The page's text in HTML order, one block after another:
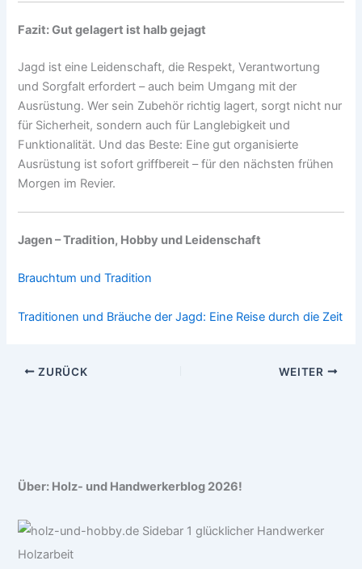
Fazit: Gut gelagert ist halb gejagt
Jagd ist eine Leidenschaft, die Respekt, Verantwortung
und Sorgfalt erfordert – auch beim Umgang mit der
Ausrüstung. Wer sein Zubehör richtig lagert, sorgt nicht nur
für Sicherheit, sondern auch für Langlebigkeit und
Funktionalität. Und das Beste: Eine gut organisierte
Ausrüstung ist sofort griffbereit – für den nächsten frühen
Morgen im Revier.
Jagen – Tradition, Hobby und Leidenschaft
Brauchtum und Tradition
Traditionen und Bräuche der Jagd: Eine Reise durch die Zeit
ZURÜCK WEITER
Über: Holz- und Handwerkerblog 2026!